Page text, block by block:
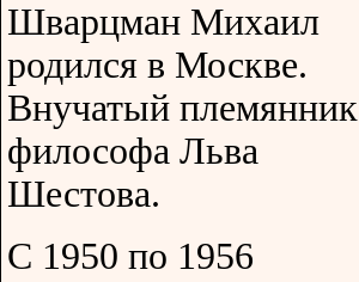
Шварцман Михаил
родился в Москве.
Внучатый племянник
философа Льва
Шестова.
С 1950 по 1956